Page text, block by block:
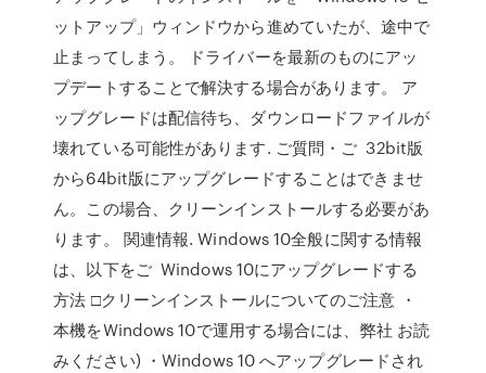
ットアップ」ウィンドウから進めていたが、途中で
止まってしまう。 ドライバーを最新のものにアッ
プデートすることで解決する場合があります。 ア
ップグレードは配信待ち、ダウンロードファイルが
壊れている可能性があります. ご質問・ご 32bit版
から64bit版にアップグレードすることはできませ
ん。この場合、クリーンインストールする必要があ
ります。 関連情報. Windows 10全般に関する情報
は、以下をご Windows 10にアップグレードする
方法 □クリーンインストールについてのご注意 ・
本機をWindows 10で運用する場合には、弊社 お読
みください) ・Windows 10 へアップグレードされ